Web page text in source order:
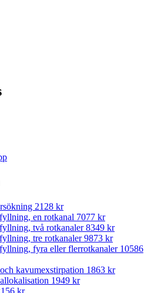
2128 kr
en rotkanal 7077 kr
två rotkanaler8349 kr
tre rotkanaler9873 kr
fyra eller flerrotkanaler 10586
kavumexstirpation 1863 kr
1949 kr